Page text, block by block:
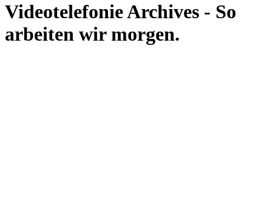
Videotelefonie Archives - So
arbeiten wir morgen.